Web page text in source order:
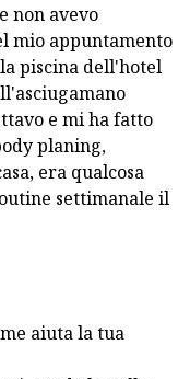
non avevo
mio appuntamento
piscina dell'hotel
e mi ha fatto
planing,
era qualcosa
settimanale il
aiuta la tua